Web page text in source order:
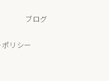
ブログ
リシー